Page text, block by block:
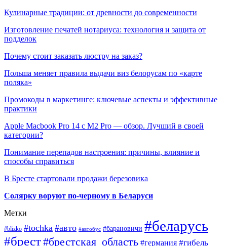
Кулинарные традиции: от древности до современности
Изготовление печатей нотариуса: технология и защита от
подделок
Почему стоит заказать люстру на заказ?
Польша меняет правила выдачи виз белорусам по «карте
поляка»
Промокоды в маркетинге: ключевые аспекты и эффективные
практики
Apple Macbook Pro 14 с M2 Pro — обзор. Лучший в своей
категории?
Понимание перепадов настроения: причины, влияние и
способы справиться
В Бресте стартовали продажи березовика
Солярку воруют по-черному в Беларуси
Метки
#blizko #tochka #авто #автобус #барановичи #беларусь
#брест#брестская_область #германия #гибель